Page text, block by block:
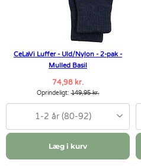
CeLaVi Luffer - Uld/Nylon - 2-pak -
Mulled Basil
74,98 kr.
Oprindeligt:149,95 kr.
1-2 år (80-92)
Læg i kurv